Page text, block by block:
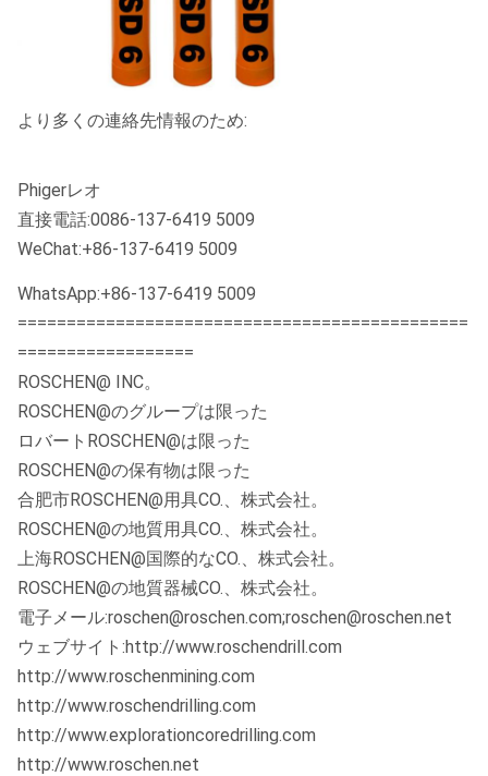
より多くの連絡先情報のため:
Phigerレオ
直接電話:0086-137-6419 5009
WeChat:+86-137-6419 5009
WhatsApp:+86-137-6419 5009
==============================================
==================
ROSCHEN@ INC。
ROSCHEN@のグループは限った
ロバートROSCHEN@は限った
ROSCHEN@の保有物は限った
合肥市ROSCHEN@用具CO.、株式会社。
ROSCHEN@の地質用具CO.、株式会社。
上海ROSCHEN@国際的なCO.、株式会社。
ROSCHEN@の地質器械CO.、株式会社。
電子メール:roschen@roschen.com;roschen@roschen.net
ウェブサイト:http://www.roschendrill.com
http://www.roschenmining.com
http://www.roschendrilling.com
http://www.explorationcoredrilling.com
http://www.roschen.net